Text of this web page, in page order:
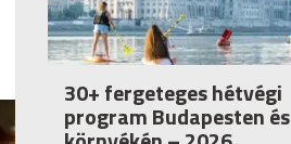
30+ fergeteges hétvégi
program Budapesten és